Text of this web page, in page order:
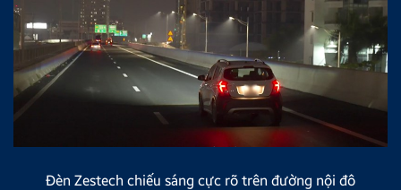
Đèn Zestech chiếu sáng cực rõ trên đường nội đô